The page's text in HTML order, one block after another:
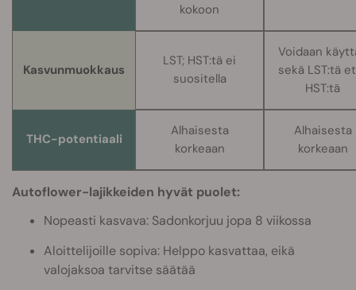
kokoon
Kasvunmuokkaus
LST; HST:tä ei
suositella
Voidaan
sekä LST:tä
HST:tä
THC-potentiaali
Alhaisesta
korkeaan
Alhaisesta
korkeaan
Autoflower-lajikkeiden hyvät puolet:
Nopeasti kasvava: Sadonkorjuu jopa 8 viikossa
Aloittelijoille sopiva: Helppo kasvattaa, eikä
valojaksoa tarvitse säätää